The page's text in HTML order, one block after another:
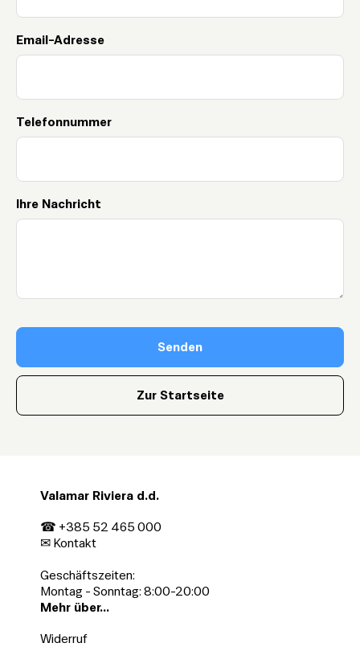
Email-Adresse
Telefonnummer
Ihre Nachricht
Zur Startseite
Valamar Riviera d.d.
☎ +385 52 465 000
✉ Kontakt
Geschäftszeiten:
Montag - Sonntag: 8:00-20:00
Mehr über...
Widerruf